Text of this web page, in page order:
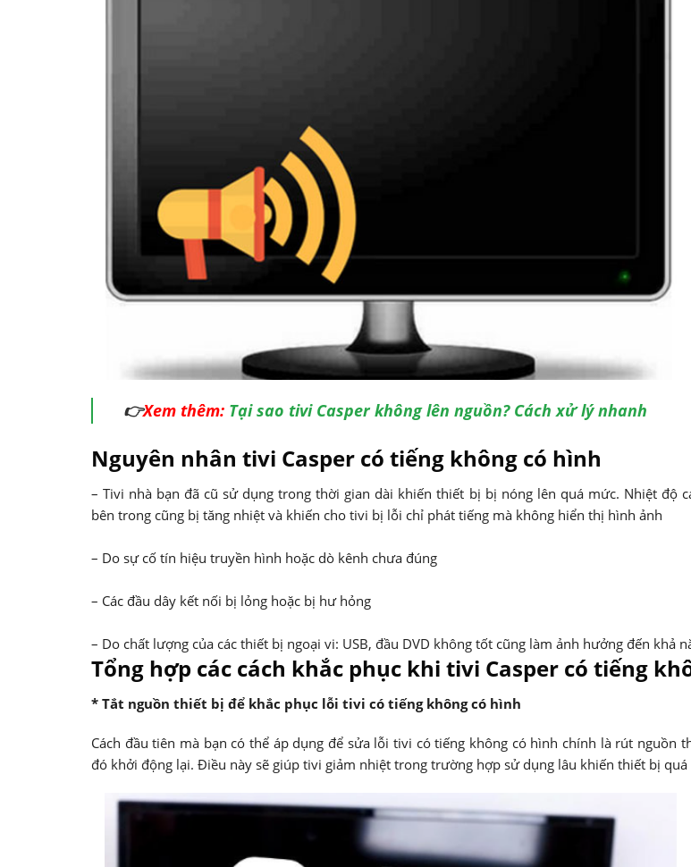
👉Xem thêm: Tại sao tivi Casper không lên nguồn? Cách xử lý nhanh
Nguyên nhân tivi Casper có tiếng không có hình
– Tivi nhà bạn đã cũ sử dụng trong thời gian dài khiến thiết bị bị nóng lên quá mức. Nhiệt độ
bên trong cũng bị tăng nhiệt và khiến cho tivi bị lỗi chỉ phát tiếng mà không hiển thị hình ảnh
– Do sự cố tín hiệu truyền hình hoặc dò kênh chưa đúng
– Các đầu dây kết nối bị lỏng hoặc bị hư hỏng
– Do chất lượng của các thiết bị ngoại vi: USB, đầu DVD không tốt cũng làm ảnh hưởng đến khả
Tổng hợp các cách khắc phục khi tivi Casper có tiếng
* Tắt nguồn thiết bị để khắc phục lỗi tivi có tiếng không có hình
Cách đầu tiên mà bạn có thể áp dụng để sửa lỗi tivi có tiếng không có hình chính là rút nguồn
đó khởi động lại. Điều này sẽ giúp tivi giảm nhiệt trong trường hợp sử dụng lâu khiến thiết bị quá